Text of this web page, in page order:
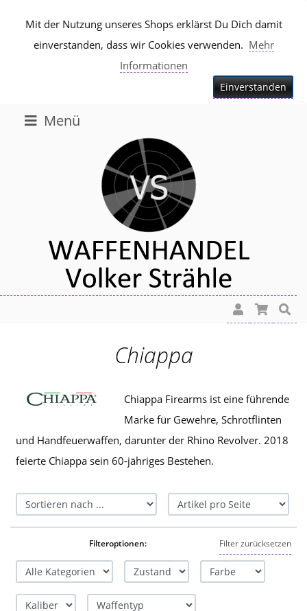
Mit der Nutzung unseres Shops erklärst Du Dich damit
einverstanden, dass wir Cookies verwenden. Mehr
Informationen
Einverstanden
Menü
Chiappa
Chiappa Firearms ist eine führende
Marke für Gewehre, Schrotflinten
und Handfeuerwaffen, darunter der Rhino Revolver. 2018
feierte Chiappa sein 60-jähriges Bestehen.
Filteroptionen: Filter zurücksetzen